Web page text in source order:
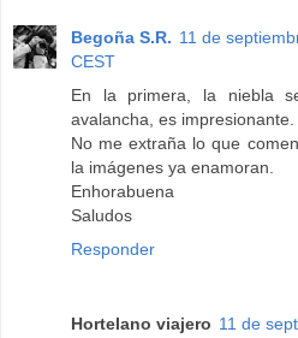
Begoña S.R. 11 de
CEST
En la primera, la niebla
avalancha, es impresionante.
No me extraña lo que
la imágenes ya enamoran.
Enhorabuena
Saludos
Responder
Hortelano viajero 11 de